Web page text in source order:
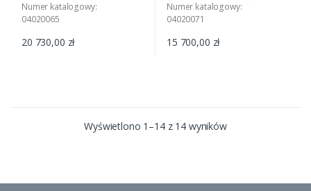
Numer katalogowy:
04020065
20 730,00 zł
Numer katalogowy:
04020071
15 700,00 zł
Wyświetlono 1–14 z 14 wyników